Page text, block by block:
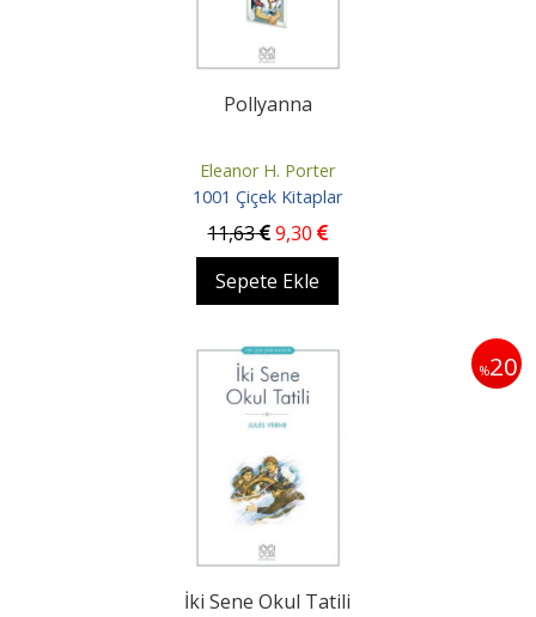
Pollyanna
Eleanor H. Porter
1001 Çiçek Kitaplar
11,63 9,30
Sepete Ekle
%20
İki Sene Okul Tatili